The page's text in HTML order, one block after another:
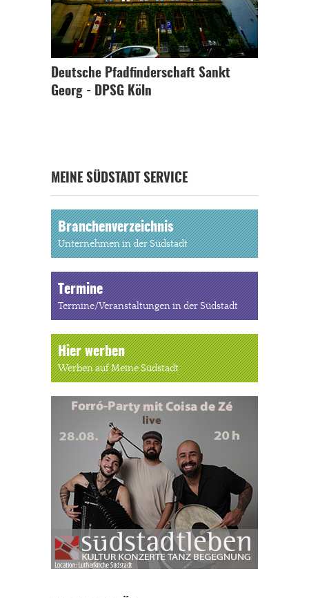
Deutsche Pfadfinderschaft Sankt
Georg - DPSG Köln
MEINE SÜDSTADT SERVICE
Branchenverzeichnis
Unternehmen in der Südstadt
Termine
Termine/Veranstaltungen in der Südstadt
Hier werben
Werben auf Meine Südstadt